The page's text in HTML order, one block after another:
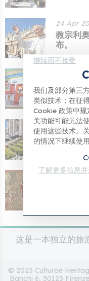
24 Apr
教宗利
布。
13 Apr
梵蒂冈
一幅画。
05 Apr
教宗利
往永恒
04 Apr
这是一本独立的旅
© 2023 Culturae
Banchi 6, 50123
继续而不接受
我们及部分第三
类似技术；在征
Cookie 政策中规
关功能可能无法
使用这些技术。
的情况下继续使用
了解更多信息